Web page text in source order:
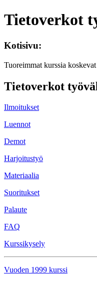
Tietoverkot
Kotisivu:
Tuoreimmat kurssia
Tietoverkot
Ilmoitukset
Luennot
Demot
Harjoitustyö
Materiaalia
Suoritukset
Palaute
FAQ
Kurssikysely
Vuoden 1999 kurssi